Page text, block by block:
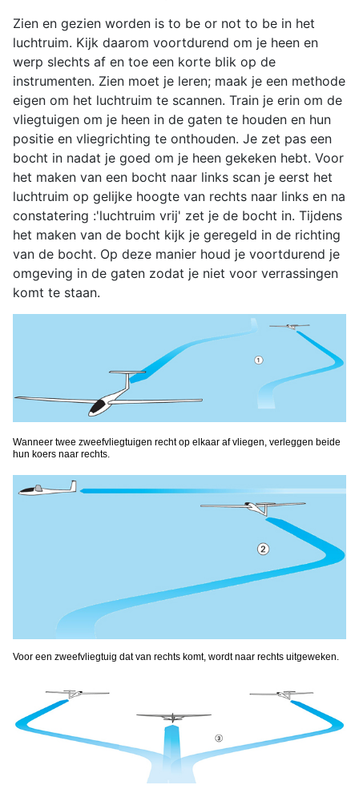
Zien en gezien worden is to be or not to be in het
luchtruim. Kijk daarom voortdurend om je heen en
werp slechts af en toe een korte blik op de
instrumenten. Zien moet je leren; maak je een methode
eigen om het luchtruim te scannen. Train je erin om de
vliegtuigen om je heen in de gaten te houden en hun
positie en vliegrichting te onthouden. Je zet pas een
bocht in nadat je goed om je heen gekeken hebt. Voor
het maken van een bocht naar links scan je eerst het
luchtruim op gelijke hoogte van rechts naar links en na
constatering :'luchtruim vrij' zet je de bocht in. Tijdens
het maken van de bocht kijk je geregeld in de richting
van de bocht. Op deze manier houd je voortdurend je
omgeving in de gaten zodat je niet voor verrassingen
komt te staan.
Wanneer twee zweefvliegtuigen recht op elkaar af vliegen, verleggen beide
hun koers naar rechts.
Voor een zweefvliegtuig dat van rechts komt, wordt naar rechts uitgeweken.